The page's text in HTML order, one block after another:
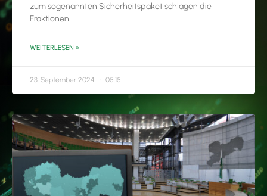
zum sogenannten Sicherheitspaket schlagen die
Fraktionen
WEITERLESEN »
23. September 2024 05:15